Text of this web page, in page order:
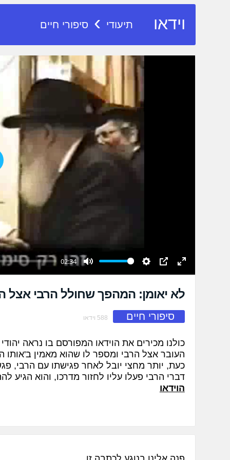
וידאו תיעודי › סיפורי חיים
02:34
Mute Settings PIPEnter
fullscreen
לא יאומן: המהפך שחולל הרבי אצל
סיפורי חיים 588 וידאו
כולנו מכירים את הוידאו המפורסם בו נראה
העובר אצל הרבי ומספר לו שהוא מאמין ב'אותו
כעת, יותר מחצי יובל לאחר פגישתו עם הרבי,
דברי הרבי פעלו עליו לחזור מדרכו, והוא הגיע
הוידאו